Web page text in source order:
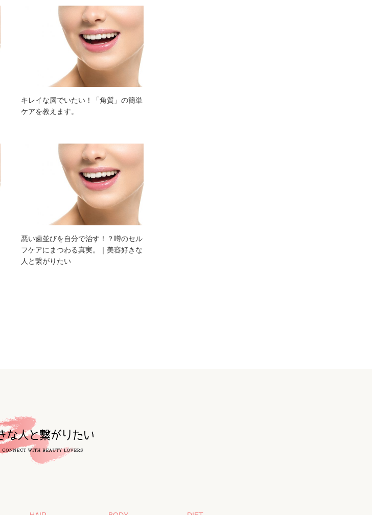
キレイな唇でいたい！「角質」の簡単
ケアを教えます。
悪い歯並びを自分で治す！？噂のセル
フケアにまつわる真実。｜美容好きな
人と繋がりたい